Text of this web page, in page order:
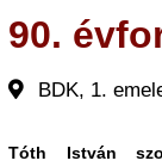
90.
BDK, 1.
Tóth István